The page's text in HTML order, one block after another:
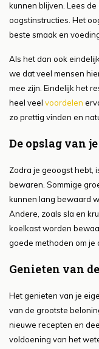
kunnen blijven. Lees
oogstinstructies. Het
beste smaak en
Als het dan ook
we dat veel mensen
mee zijn. Eindelijk het
heel veel voordelen
zo prettig vinden en
De opslag van
Zodra je geoogst hebt,
bewaren. Sommige
kunnen lang bewaard
Andere, zoals sla en
koelkast worden
goede methoden om je
Genieten van
Het genieten van je
van de grootste
nieuwe recepten en
voldoening van het